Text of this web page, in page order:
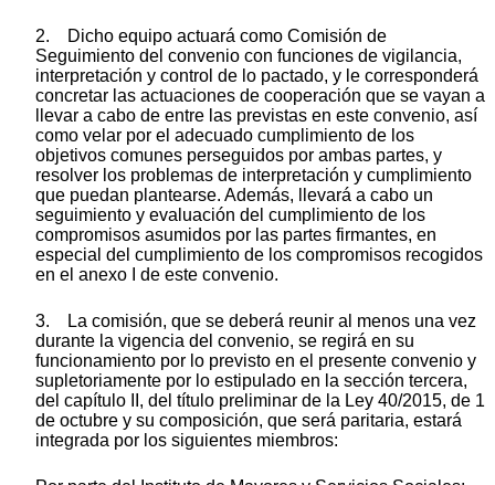
2. Dicho equipo actuará como Comisión de
Seguimiento del convenio con funciones de vigilancia,
interpretación y control de lo pactado, y le corresponderá
concretar las actuaciones de cooperación que se vayan a
llevar a cabo de entre las previstas en este convenio, así
como velar por el adecuado cumplimiento de los
objetivos comunes perseguidos por ambas partes, y
resolver los problemas de interpretación y cumplimiento
que puedan plantearse. Además, llevará a cabo un
seguimiento y evaluación del cumplimiento de los
compromisos asumidos por las partes firmantes, en
especial del cumplimiento de los compromisos recogidos
en el anexo I de este convenio.
3. La comisión, que se deberá reunir al menos una vez
durante la vigencia del convenio, se regirá en su
funcionamiento por lo previsto en el presente convenio y
supletoriamente por lo estipulado en la sección tercera,
del capítulo II, del título preliminar de la Ley 40/2015, de 1
de octubre y su composición, que será paritaria, estará
integrada por los siguientes miembros: